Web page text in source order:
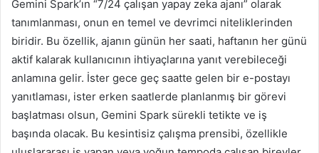
Gemini Spark’ın “7/24 çalışan yapay zeka ajanı” olarak
tanımlanması, onun en temel ve devrimci niteliklerinden
biridir. Bu özellik, ajanın günün her saati, haftanın her günü
aktif kalarak kullanıcının ihtiyaçlarına yanıt verebileceği
anlamına gelir. İster gece geç saatte gelen bir e-postayı
yanıtlaması, ister erken saatlerde planlanmış bir görevi
başlatması olsun, Gemini Spark sürekli tetikte ve iş
başında olacak. Bu kesintisiz çalışma prensibi, özellikle